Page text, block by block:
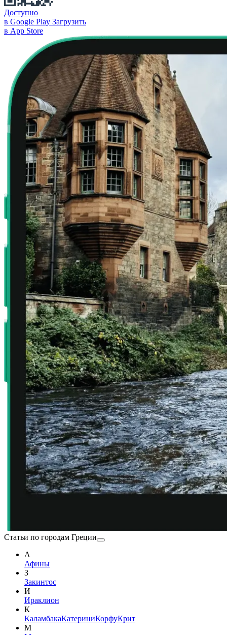
Доступно
в Google Play Загрузить
в App Store
Статьи по городам Греции
А
Афины
З
Закинтос
И
Ираклион
К
КаламбакаКатериниКорфуКрит
М